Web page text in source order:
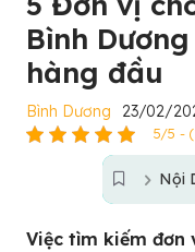
Bình
hàng đầu
Bình Dương 23/02/
5/5 -
Nội
Việc tìm kiếm đơn